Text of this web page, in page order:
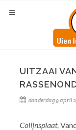
UITZAAI
donderdag 9 april
Colijnsplaat,